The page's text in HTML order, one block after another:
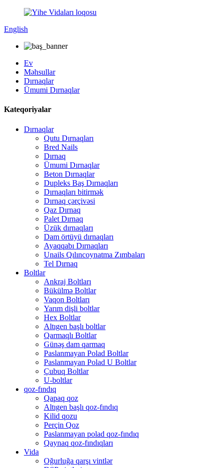
English
Ev
Məhsullar
Dırnaqlar
Ümumi Dırnaqlar
Kateqoriyalar
Dırnaqlar
Qutu Dırnaqları
Bred Nails
Dırnaq
Ümumi Dırnaqlar
Beton Dırnaqlar
Dupleks Baş Dırnaqları
Dırnaqları bitirmək
Dırnaq çərçivəsi
Qaz Dırnaq
Palet Dırnaq
Üzük dırnaqları
Dam örtüyü dırnaqları
Ayaqqabı Dırnaqları
Unails Qılıncoynatma Zımbaları
Tel Dırnaq
Boltlar
Ankraj Boltları
Bükülmə Boltlar
Vaqon Boltları
Yarım dişli boltlar
Hex Boltlar
Altıgen başlı boltlar
Qarmaqlı Boltlar
Günəş dam qarmaq
Paslanmayan Polad Boltlar
Paslanmayan Polad U Boltlar
Çubuq Boltlar
U-boltlar
qoz-fındıq
Qapaq qoz
Altıgen başlı qoz-fındıq
Kilid qozu
Perçin Qoz
Paslanmayan polad qoz-fındıq
Qaynaq qoz-fındıqları
Vida
Oğurluğa qarşı vintlər